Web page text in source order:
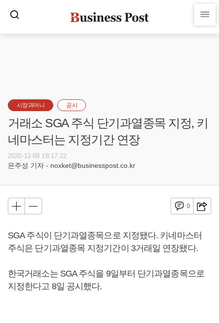
시장과머니 공시
거래소 SGA 주식 단기과열종목 지정, 키
네마스터는 지정기간 연장
2020-12-08 18:17:22
은주성 기자 - noxket@businesspost.co.kr
0
SGA 주식이 단기과열종목으로 지정됐다. 키네마스터
주식은 단기과열종목 지정기간이 3거래일 연장됐다.
한국거래소는 SGA 주식을 9일부터 단기과열종목으로
지정한다고 8일 공시했다.